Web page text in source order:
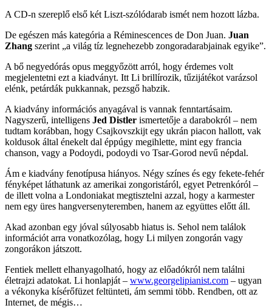
A CD-n szereplő első két Liszt-szólódarab ismét nem hozott lázba.
De egészen más kategória a Réminescences de Don Juan. Juan
Zhang szerint „a világ tíz legnehezebb zongoradarabjainak egyike”.
A bő negyedórás opus meggyőzött arról, hogy érdemes volt
megjelentetni ezt a kiadványt. Itt Li brillírozik, tűzijátékot varázsol
elénk, petárdák pukkannak, pezsgő habzik.
A kiadvány információs anyagával is vannak fenntartásaim.
Nagyszerű, intelligens Jed Distler ismertetője a darabokról – nem
tudtam korábban, hogy Csajkovszkijt egy ukrán piacon hallott, vak
koldusok által énekelt dal éppúgy megihlette, mint egy francia
chanson, vagy a Podoydi, podoydi vo Tsar-Gorod nevű népdal.
Ám e kiadvány fenotípusa hiányos. Négy színes és egy fekete-fehér
fényképet láthatunk az amerikai zongoristáról, egyet Petrenkóról –
de illett volna a Londoniakat megtisztelni azzal, hogy a karmester
nem egy üres hangversenyteremben, hanem az együttes előtt áll.
Akad azonban egy jóval súlyosabb hiatus is. Sehol nem találok
információt arra vonatkozólag, hogy Li milyen zongorán vagy
zongorákon játszott.
Fentiek mellett elhanyagolható, hogy az előadókról nem találni
életrajzi adatokat. Li honlapját – www.georgelipianist.com – ugyan
a vékonyka kísérőfüzet feltünteti, ám semmi több. Rendben, ott az
Internet, de mégis…